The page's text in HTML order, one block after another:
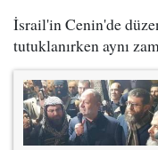
İsrail'in Cenin'de
tutuklanırken aynı